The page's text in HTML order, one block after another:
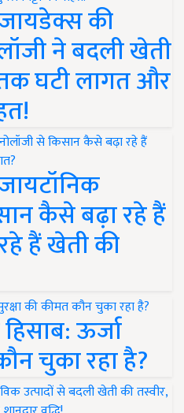
की
ने बदली खेती
घटी लागत और
कैसे बढ़ा रहे हैं
हैं खेती की
ऊर्जा
चुका रहा है?